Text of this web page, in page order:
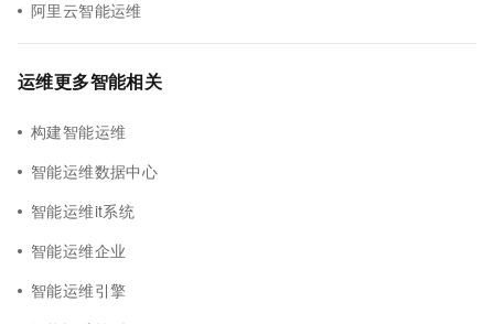
阿里云智能运维
运维更多智能相关
构建智能运维
智能运维数据中心
智能运维it系统
智能运维企业
智能运维引擎